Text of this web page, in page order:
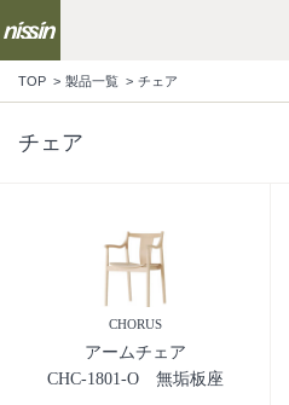
TOP 製品一覧 チェア
チェア
CHORUS
アームチェア
CHC-1801-O 無垢板座